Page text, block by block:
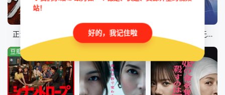
正港男一匹第二季 疗伤游戏 终幕回旋曲：致无法再见的你
豆瓣:0.0分
站！
好的，我记住啦